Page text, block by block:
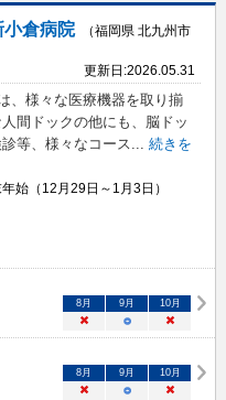
倉病院
（福岡県 北九州市
更新日:2026.05.31
、様々な医療機器を取り揃
間ドックの他にも、脳ドッ
等、様々なコース... 続きを
始（12月29日～1月3日）
8月 9月 10月
× ○ ×
8月 9月 10月
× ○ ×